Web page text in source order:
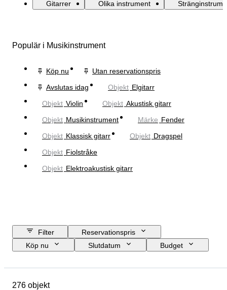
Gitarrer Olika instrument
Populär i Musikinstrument
Köp nu
Utan reservationspris
Avslutas idag
Objekt Elgitarr
Objekt Violin Objekt Akustisk gitarr
Objekt Musikinstrument Märke Fender
Objekt Klassisk gitarr Objekt Dragspel
Objekt Fiolstråke
Objekt Elektroakustisk gitarr
Filter
Reservationspris
Köp nu
Slutdatum
Budget
Skick
276 objekt